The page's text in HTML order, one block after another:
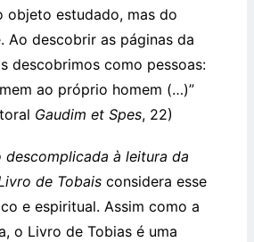
objeto estudado, mas do
Ao descobrir as páginas da
descobrimos como pessoas:
ao próprio homem (…)”
Gaudim et Spes, 22)
descomplicada à leitura da
de Tobais considera esse
e espiritual. Assim como a
o Livro de Tobias é uma